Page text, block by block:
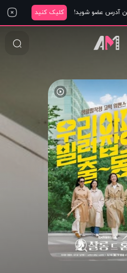
آدرس عضو شوید! کلیک کنید